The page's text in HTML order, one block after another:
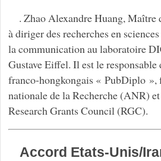
. Zhao Alexandre Huang, Maître
à diriger des recherches en
la communication au laboratoire
Gustave Eiffel. Il est le
franco-hongkongais « PubDiplo »,
nationale de la Recherche (ANR)
Research Grants Council (RGC).
Accord Etats-Unis/